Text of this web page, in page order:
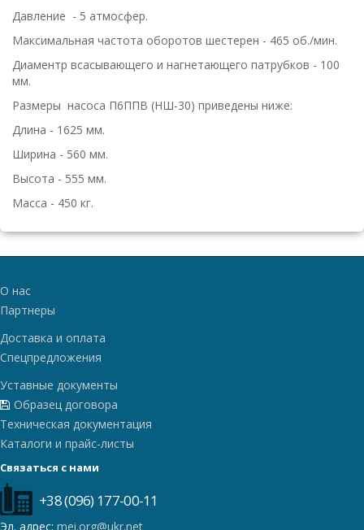
Давление - 5 атмосфер.
Максимальная частота оборотов шестерен - 465 об./мин.
Диаментр всасывающего и нагнетающего патрубков - 100
мм.
Размеры насоса П6ППВ (НШ-30) приведены ниже:
Длина - 1625 мм.
Ширина - 560 мм.
Высота - 555 мм.
Масса - 450 кг.
О нас
Партнеры
Доставка и оплата
Спецпредложения
Уставные документы
Образец договора
Техническая документация
Каталоги и прайс-листы
Связаться с нами
+38 (096) 177-00-11
Эл. адрес: mei.org@ukr.net